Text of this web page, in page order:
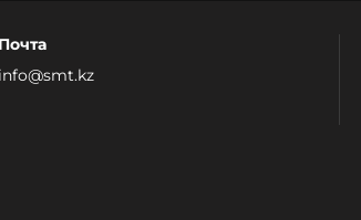
Почта
info@smt.kz